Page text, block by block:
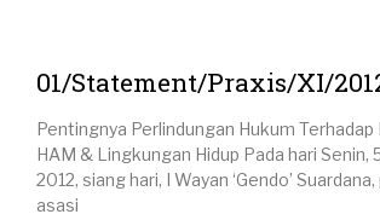
01/Statement/Praxis/XI/
Pentingnya Perlindungan Hukum Terhadap
HAM & Lingkungan Hidup Pada hari Senin,
2012, siang hari, I Wayan ‘Gendo’
asasi